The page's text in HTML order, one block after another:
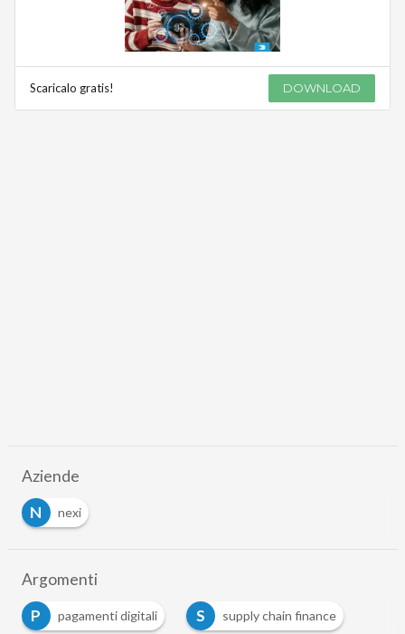
Scaricalo gratis! DOWNLOAD
Aziende
N
nexi
Argomenti
P
pagamenti digitali S supply chain finance